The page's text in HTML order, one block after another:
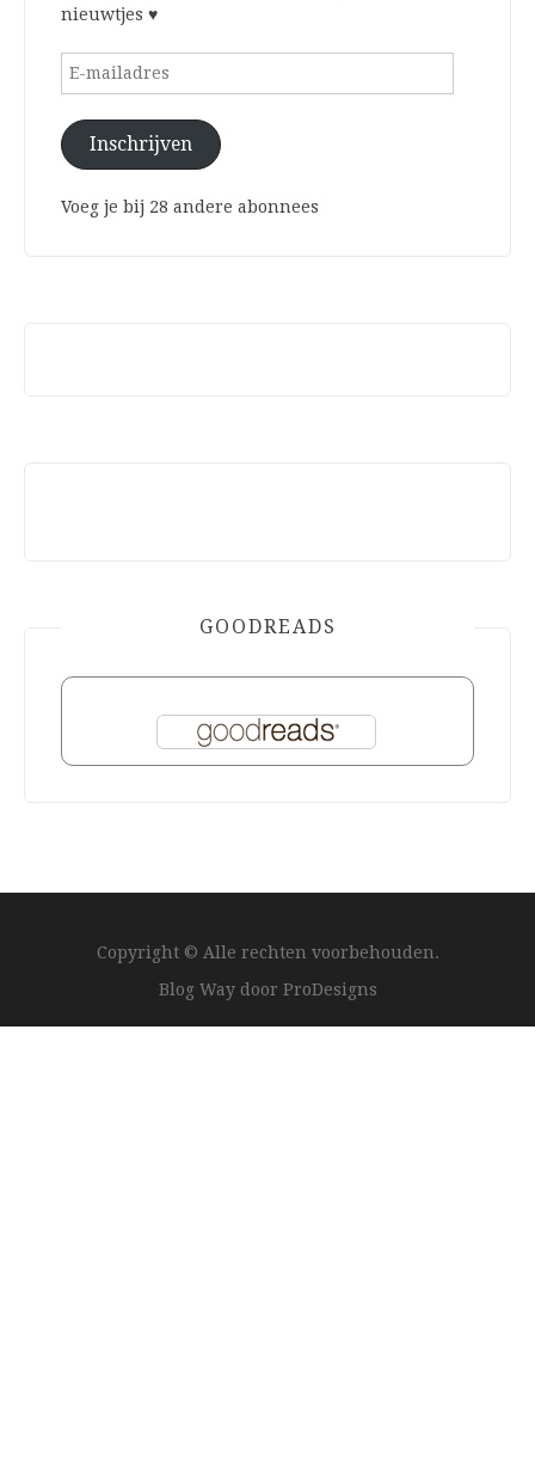
nieuwtjes ♥
E-
Inschrijven
Voeg je bij 28 andere abonnees
GOODREADS
Copyright © Alle rechten voorbehouden.
Blog Way door ProDesigns